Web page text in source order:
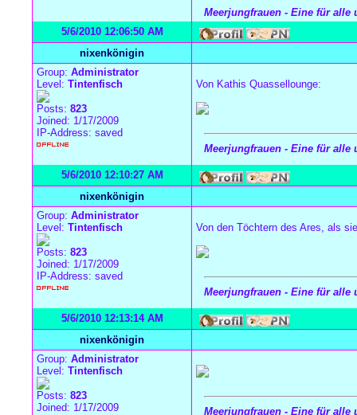
Meerjungfrauen - Eine für alle
5/6/2010 12:06:50 AM
nixenkönigin
Group: Administrator
Level: Tintenfisch
Posts: 823
Joined: 1/17/2009
IP-Address: saved
Von Kathis Quassellounge:
Meerjungfrauen - Eine für alle
5/6/2010 12:10:27 AM
nixenkönigin
Group: Administrator
Level: Tintenfisch
Posts: 823
Joined: 1/17/2009
IP-Address: saved
Von den Töchtern des Ares, als
Meerjungfrauen - Eine für alle
5/6/2010 12:13:14 AM
nixenkönigin
Group: Administrator
Level: Tintenfisch
Posts: 823
Joined: 1/17/2009
Meerjungfrauen - Eine für alle